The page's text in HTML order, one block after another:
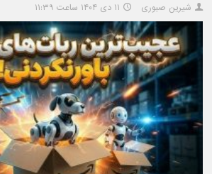
شیرین صبوری ۱۱ دی ۱۴۰۴ ساعت ۱۱:۳۹